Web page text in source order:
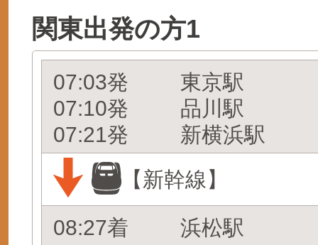
関東出発の方1
07:03発
07:10発
07:21発
東京駅
品川駅
新横浜駅
【新幹線】
08:27着 浜松駅